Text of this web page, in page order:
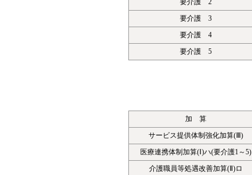
要介護 2
要介護 3
要介護 4
要介護 5
加 算
サービス提供体制強化加算(Ⅲ)
医療連携体制加算(Ⅰ)ハ(要介護1～5)
介護職員等処遇改善加算(Ⅱ)ロ